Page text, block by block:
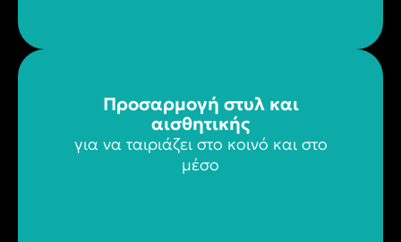
Προσαρμογή στυλ και
αισθητικής
για να ταιριάζει στο κοινό και στο
μέσο